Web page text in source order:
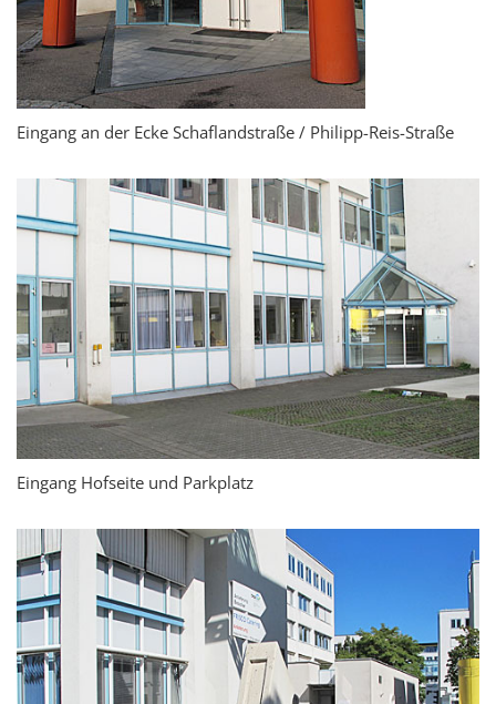
Eingang an der Ecke Schaflandstraße / Philipp-Reis-Straße
Eingang Hofseite und Parkplatz